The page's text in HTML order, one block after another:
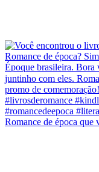
Romance de época que